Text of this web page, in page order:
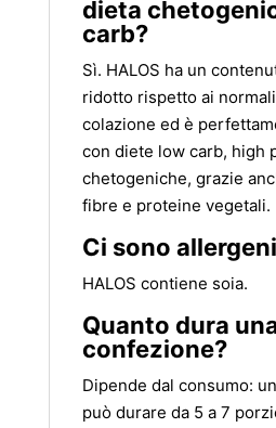
dieta
carb?
Sì. HALOS ha un
ridotto rispetto ai
colazione ed è
con diete low carb, high
chetogeniche, grazie
fibre e proteine vegetali.
Ci sono
HALOS contiene soia.
Quanto dura
confezione?
Dipende dal consumo:
può durare da 5 a 7